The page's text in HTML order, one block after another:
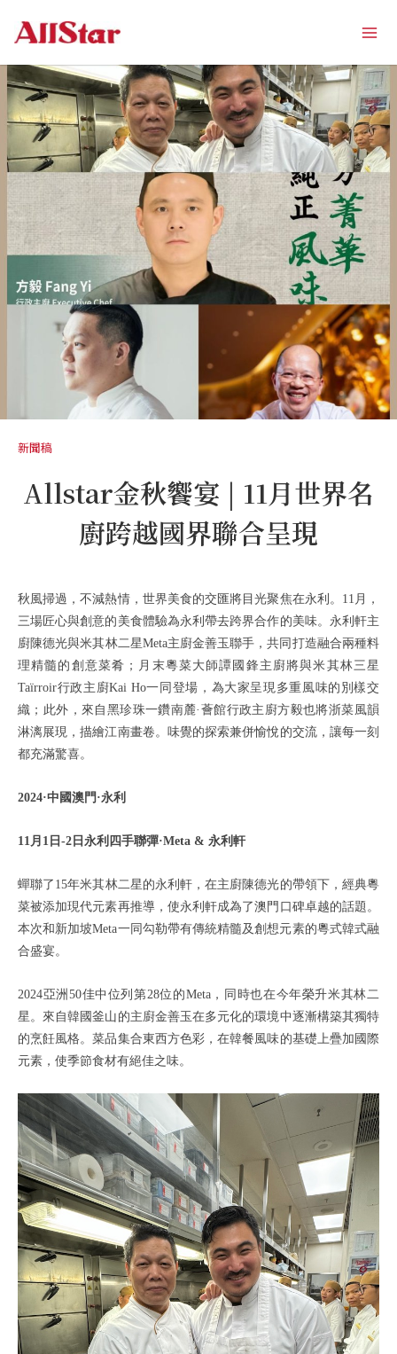
要
內
容
新聞稿
Allstar金秋饗宴 | 11月世界名
廚跨越國界聯合呈現
秋風掃過，不減熱情，世界美食的交匯將目光聚焦在永利。11月，
三場匠心與創意的美食體驗為永利帶去跨界合作的美味。永利軒主
廚陳德光與米其林二星Meta主廚金善玉聯手，共同打造融合兩種料
理精髓的創意菜肴；月末粵菜大師譚國鋒主廚將與米其林三星
Taïrroir行政主廚Kai Ho一同登場，為大家呈現多重風味的別樣交
織；此外，來自黑珍珠一鑽南麓·薈館行政主廚方毅也將浙菜風韻
淋漓展現，描繪江南畫卷。味覺的探索兼併愉悅的交流，讓每一刻
都充滿驚喜。
2024·中國澳門·永利
11月1日-2日永利四手聯彈·Meta & 永利軒
蟬聯了15年米其林二星的永利軒，在主廚陳德光的帶領下，經典粵
菜被添加現代元素再推導，使永利軒成為了澳門口碑卓越的話題。
本次和新加坡Meta一同勾勒帶有傳統精髓及創想元素的粵式韓式融
合盛宴。
2024亞洲50佳中位列第28位的Meta，同時也在今年榮升米其林二
星。來自韓國釜山的主廚金善玉在多元化的環境中逐漸構築其獨特
的烹飪風格。菜品集合東西方色彩，在韓餐風味的基礎上疊加國際
元素，使季節食材有絕佳之味。